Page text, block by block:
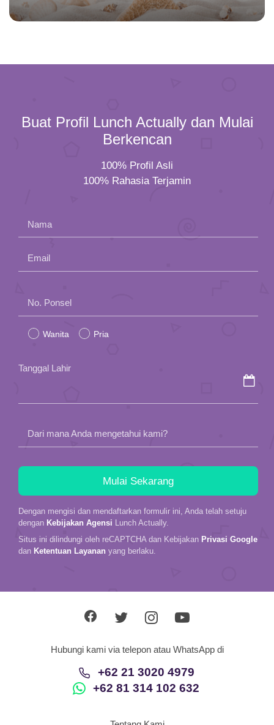
Buat Profil Lunch Actually dan Mulai
Berkencan
100% Profil Asli
100% Rahasia Terjamin
Nama
Email
leave
this
No. Ponsel
Wanita Pria
Tanggal Lahir
Dari mana Anda mengetahui kami?
Dengan mengisi dan mendaftarkan formulir ini, Anda telah setuju
dengan Kebijakan Agensi Lunch Actually.
Situs ini dilindungi oleh reCAPTCHA dan Kebijakan Privasi Google
dan Ketentuan Layanan yang berlaku.
Hubungi kami via telepon atau WhatsApp di
+62 21 3020 4979
+62 81 314 102 632